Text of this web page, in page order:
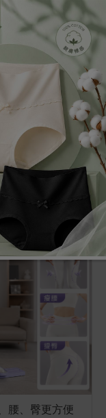
，海量小說免費
我要
加入
耽美短
臉虐渣 出軌
第8章
腰、臀更方便